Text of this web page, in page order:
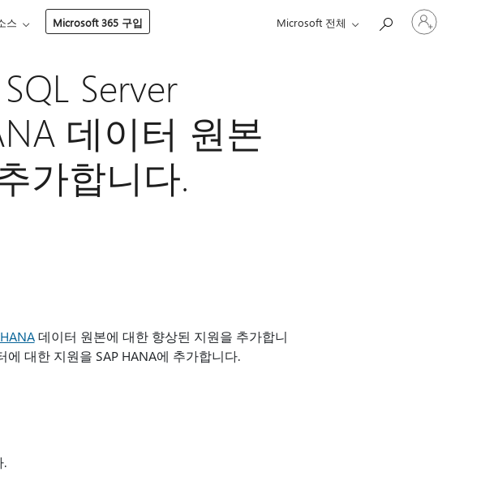
스 Microsoft 365 구입 Microsoft 전체
하
Server
데이터 원본
가합니다.
데이터 원본에 대한 향상된 지원을 추가합니
대한 지원을 SAP HANA에 추가합니다.